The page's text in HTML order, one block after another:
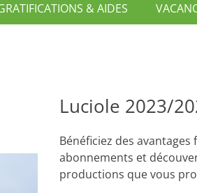
& AIDES
Luciole 2023/
Bénéficiez des avantages
abonnements et
productions que vous